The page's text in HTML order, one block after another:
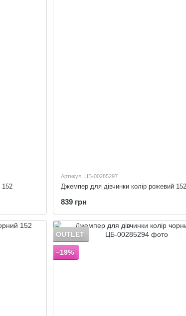
152
Артикул: ЦБ-00285297
Джемпер для дівчинки колір рожевий 152
839 грн
OUTLET
−19%